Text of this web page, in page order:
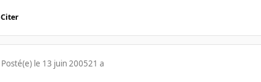
Citer
Posté(e) le 13 juin 200521 a